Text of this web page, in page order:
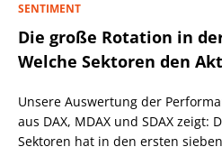
SENTIMENT
Die große Rotation in
Welche Sektoren den
Unsere Auswertung der
aus DAX, MDAX und SDAX
Sektoren hat in den ersten